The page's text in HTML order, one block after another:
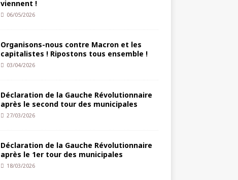
viennent !
06/05/2026
Organisons-nous contre Macron et les
capitalistes ! Ripostons tous ensemble !
03/04/2026
Déclaration de la Gauche Révolutionnaire
après le second tour des municipales
27/03/2026
Déclaration de la Gauche Révolutionnaire
après le 1er tour des municipales
18/03/2026